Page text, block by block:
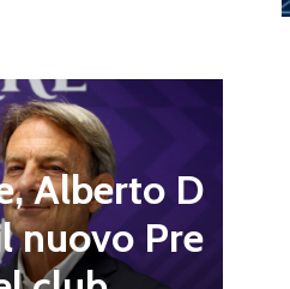
Alberto D
nuovo Pre